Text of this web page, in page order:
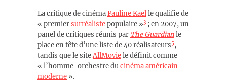
La critique de cinémaPauline Kaelle qualifie de
« premiersurréalistepopulaire »3 ; en 2007, un
panel de critiques réunis par The Guardianle
place en tête d’une liste de 40 réalisateurs5,
tandis que le siteAllMoviele définit comme
« l’homme-orchestre ducinéma américain
moderne ».